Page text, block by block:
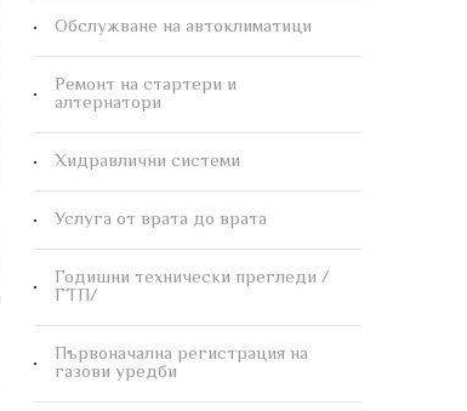
Обслужване на автоклиматици
Ремонт на стартери и
алтернатори
Хидравлични системи
Услуга от врата до врата
Годишни технически прегледи /
ГТП/
Първоначална регистрация на
газови уредби